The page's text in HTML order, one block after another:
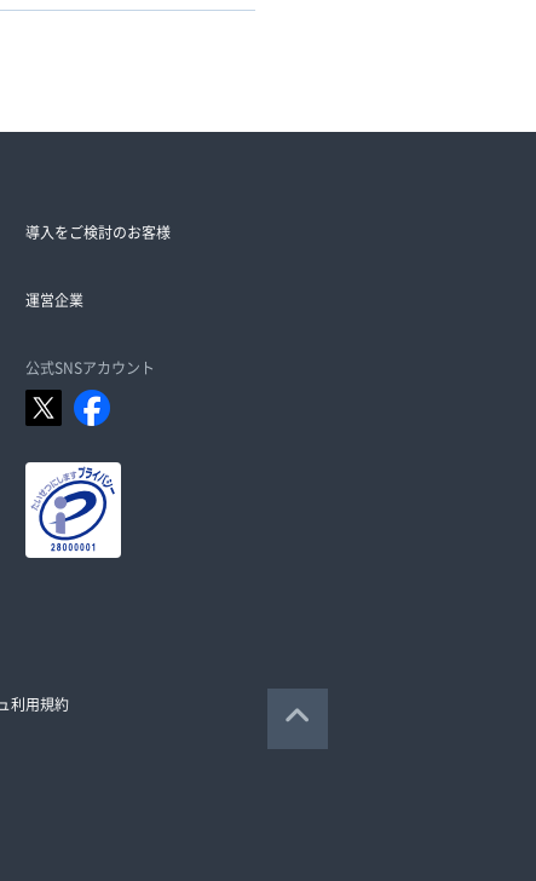
導入をご検討のお客様
運営企業
公式SNSアカウント
利用規約